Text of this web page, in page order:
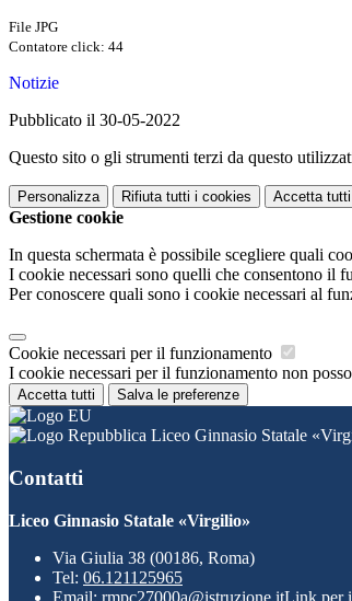
File JPG
Contatore click: 44
Notizie
Pubblicato il 30-05-2022
Questo sito o gli strumenti terzi da questo
Personalizza Rifiuta tutti i cookies Accetta tutti
Gestione cookie
In questa schermata è possibile scegliere quali
I cookie necessari sono quelli che consentono il
Per conoscere quali sono i cookie necessari al
Cookie necessari per il funzionamento
I cookie necessari per il funzionamento non
Accetta tutti Salva le preferenze
Liceo Ginnasio Statale
Contatti
Liceo Ginnasio Statale «Virgilio»
Via Giulia 38 (00186, Roma)
Tel: 06.121125965
Email: rmpc27000a@istruzione.itLink per